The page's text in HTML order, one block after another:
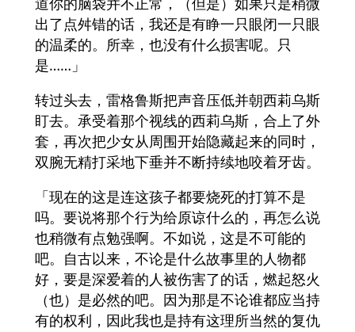
出了点舛错的话，我还是有睁一只眼闭一只眼
的温柔的。所幸，也没有什么损害呢。只
是……」
转过头去，雷格鲁斯把声音压低并朝西莉乌斯
盯去。承受着那个视线的西莉乌斯，合上了外
套，再次把少女从周围开始隐藏起来的同时，
双腕无精打采地下垂并不断持续地咬着牙齿。
「现在的这是连这孩子都要烧死的打算不是
吗。要说将那个行为给原谅什么的，再怎么说
也稍微有点勉强啊。不如说，这是不可能的
吧。自古以来，不论是什么故事里的人物都
好，要是深爱着的人被伤害了的话，燃起怒火
（也）是必然的吧。因为那是不论谁都应当持
有的权利，因此我也是持有这理所当然的复仇